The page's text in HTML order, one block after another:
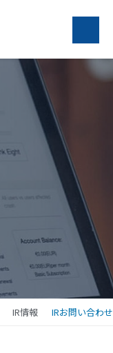
IR情報 IRお問い合わせ